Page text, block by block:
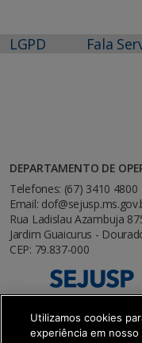
LGPD Fala
DEPARTAMENTO DE
Telefones: (67) 3410
Email:
Rua Ladislau Azambuja
Jardim Guaicurus -
CEP: 79.837-000
Utilizamos cookies
experiência em